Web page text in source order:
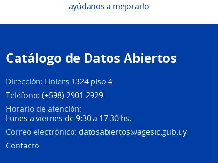
ayúdanos a mejorarlo
de
página
Catálogo de Datos Abiertos
Dirección: Liniers 1324 piso 4
Teléfono: (+598) 2901 2929
Horario de atención:
Lunes a viernes de 9:30 a 17:30 hs.
Correo electrónico: datosabiertos@agesic.gub.uy
Contacto